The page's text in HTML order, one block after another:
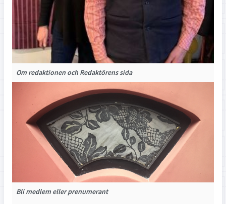
Om redaktionen och Redaktörens sida
Bli medlem eller prenumerant